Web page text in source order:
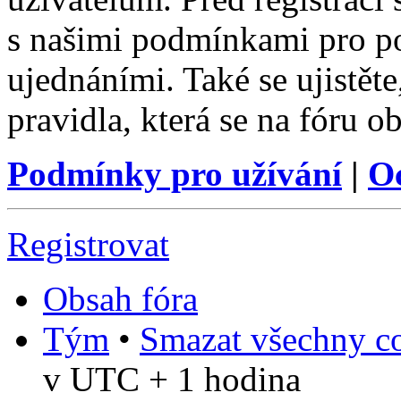
s našimi podmínkami pro
ujednáními. Také se
pravidla, která se na fóru
Podmínky pro užívání|
Registrovat
Obsah fóra
Tým • Smazat všechny
v UTC + 1 hodina